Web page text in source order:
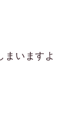
まいますよ